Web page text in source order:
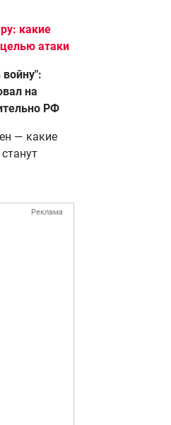
какие
атаки
на
РФ
— какие
Реклама